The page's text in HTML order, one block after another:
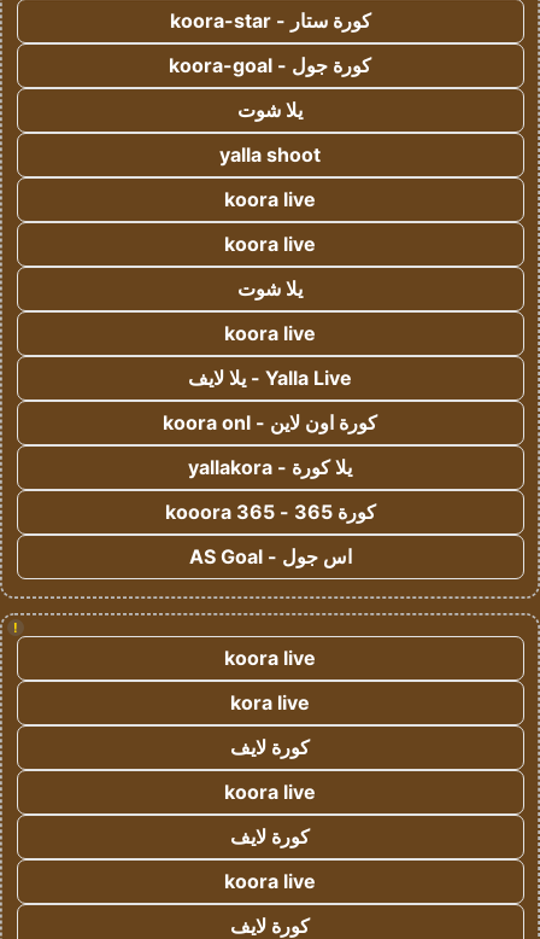
كورة ستار - koora-star
كورة جول - koora-goal
يلا شوت
yalla shoot
koora live
koora live
يلا شوت
koora live
Yalla Live - يلا لايف
كورة اون لاين - koora onl
يلا كورة - yallakora
كورة 365 - kooora 365
اس جول - AS Goal
!
koora live
kora live
كورة لايف
koora live
كورة لايف
koora live
كورة لايف